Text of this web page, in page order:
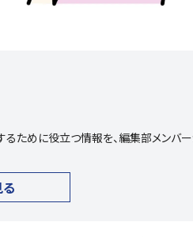
るために役立つ情報を、編集部メンバ